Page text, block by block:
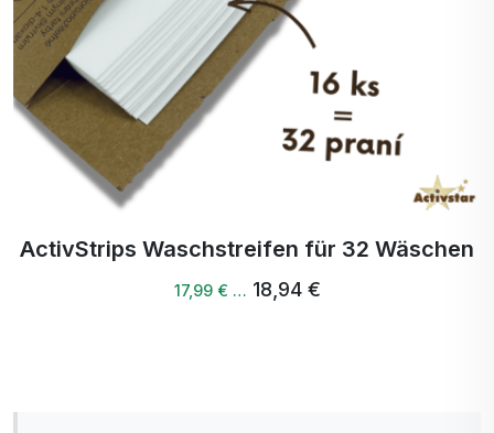
wirken können. Im Folgenden werden die
wichtigsten Gründe genannt, warum es von Vorteil
ist, diese drei Kollagenarten zu kombinieren:
Breites Spektrum an Aminosäuren: Jede
Kollagenart kann eine leicht unterschiedliche
Aminosäurezusammensetzung aufweisen. Die
Kombination verschiedener Kollagenquellen
kann ein breiteres Spektrum an Aminosäuren
liefern, die für den Körper von Nutzen sind.
können vom Körper besser aufgenommen
ActivStrips Waschstreifen für 32 Wäschen
17,99 € … 18,94 €